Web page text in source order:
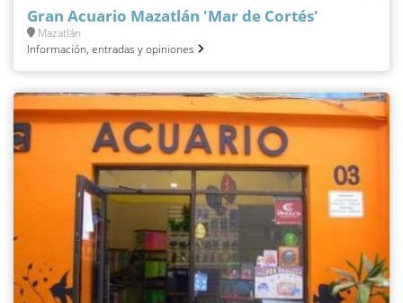
Gran Acuario Mazatlán 'Mar de Cortés'
Mazatlán
Información, entradas y opiniones